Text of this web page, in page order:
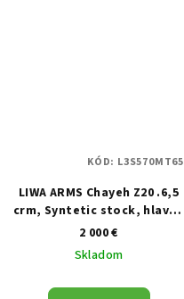
LIWA ARMS Chayeh Z20 .6,5
crm, Syntetic stock, hlaveň
570mm, závit 15x1, Soft
Touch zelená
2 000 €
Skladom
KÓD: L3S570MT65